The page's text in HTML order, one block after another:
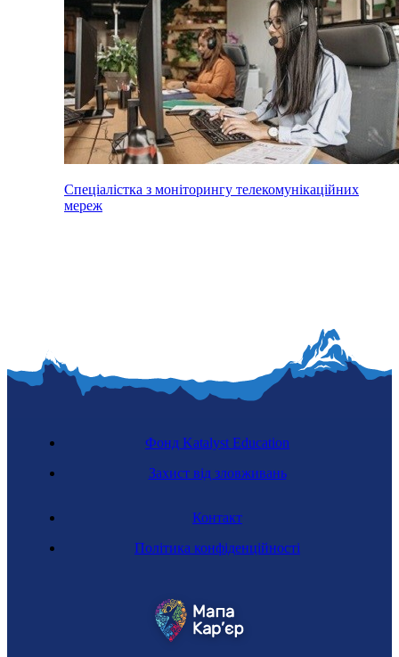
Спеціалістка з моніторингу телекомунікаційних
мереж
Контакт
Політика конфіденційності
Фонд Katalyst Education
Захист від зловживань